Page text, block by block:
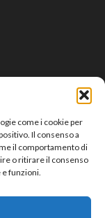
come i cookie per
Il consenso a
il comportamento di
o ritirare il consenso
funzioni.